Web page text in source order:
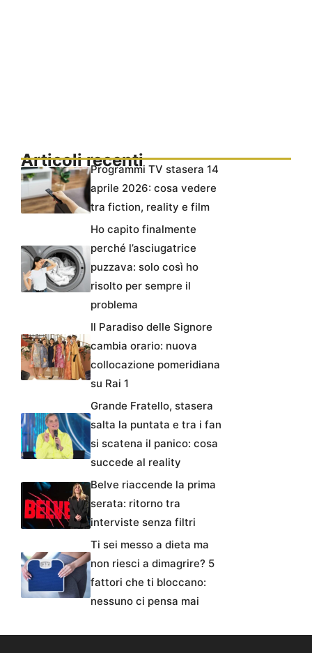
Articoli recentiProgrammi TV stasera 14
aprile 2026: cosa vedere
tra fiction, reality e film
Ho capito finalmente
perché l’asciugatrice
puzzava: solo così ho
risolto per sempre il
problema
Il Paradiso delle Signore
cambia orario: nuova
collocazione pomeridiana
su Rai 1
Grande Fratello, stasera
salta la puntata e tra i fan
si scatena il panico: cosa
succede al reality
Belve riaccende la prima
serata: ritorno tra
interviste senza filtri
Ti sei messo a dieta ma
non riesci a dimagrire? 5
fattori che ti bloccano:
nessuno ci pensa mai